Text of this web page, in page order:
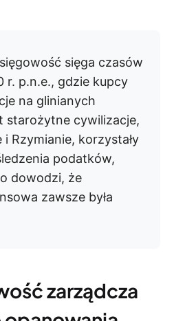
sięga czasów
r. p.n.e., gdzie kupcy
na glinianych
starożytne cywilizacje,
Rzymianie, korzystały
podatków,
dowodzi, że
zawsze była
zarządcza